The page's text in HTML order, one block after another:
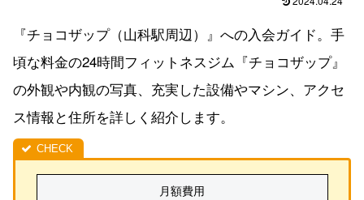
『チョコザップ（山科駅周辺）』への入会ガイド。手
頃な料金の24時間フィットネスジム『チョコザップ』
の外観や内観の写真、充実した設備やマシン、アクセ
ス情報と住所を詳しく紹介します。
月額費用